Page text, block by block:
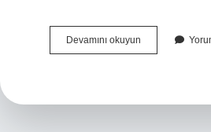
Devamını okuyun
Nota